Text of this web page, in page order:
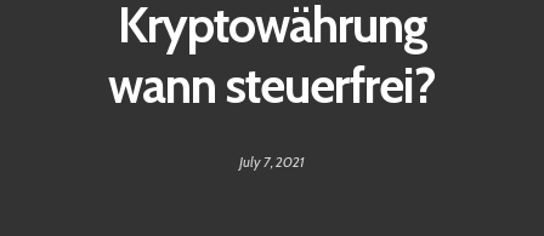
Kryptowährung
wann steuerfrei?
July 7, 2021